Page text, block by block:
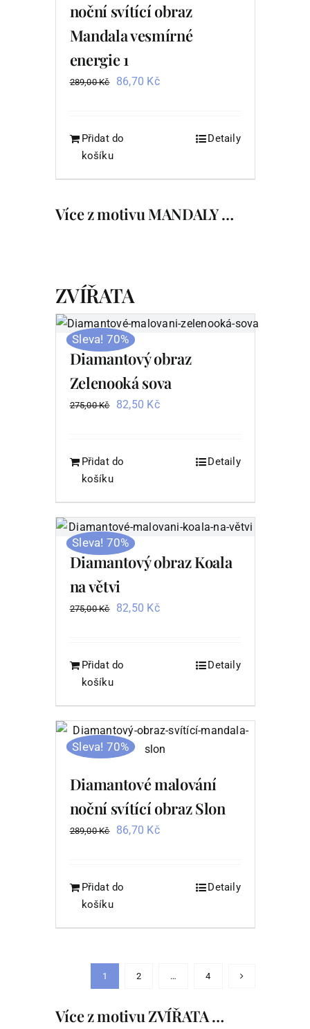
noční svítící obraz
Mandala vesmírné
energie 1
289,00Kč
Původní
289,00 Kč.
86,70 KčAktuální
86,70 Kč.
Přidat do
košíku
Detaily
Více z motivu MANDALY …
ZVÍŘATA
Sleva! 70%
Diamantový obraz
Zelenooká sova
275,00Kč
Původní
275,00 Kč.
82,50 KčAktuální
82,50 Kč.
Přidat do
košíku
Detaily
Sleva! 70%
Diamantový obraz Koala
na větvi
275,00Kč
Původní
275,00 Kč.
82,50 KčAktuální
82,50 Kč.
Přidat do
košíku
Detaily
Sleva! 70%
Diamantové malování
noční svítící obraz Slon
289,00Kč
Původní
289,00 Kč.
86,70 KčAktuální
86,70 Kč.
Přidat do
košíku
Detaily
1 2 … 4
Více z motivu ZVÍŘATA …